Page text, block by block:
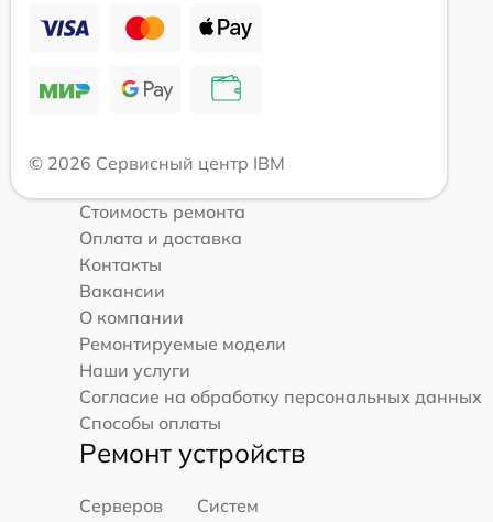
© 2026 Сервисный центр IBM
Стоимость ремонта
Оплата и доставка
Контакты
Вакансии
О компании
Ремонтируемые модели
Наши услуги
Согласие на обработку персональных данных
Способы оплаты
Ремонт устройств
Серверов
Систем